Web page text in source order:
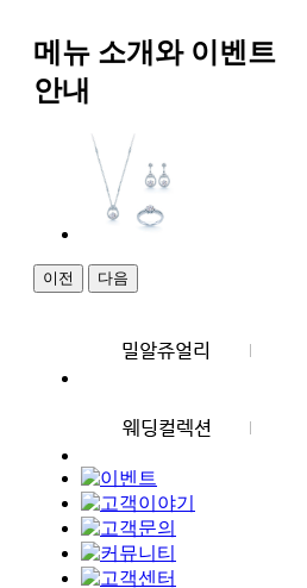
메뉴 소개와 이벤트
안내
이전 다음